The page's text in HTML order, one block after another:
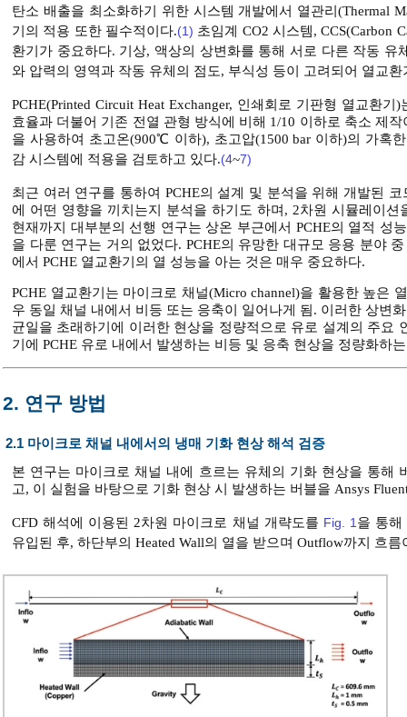
탄소 배출을 최소화하기 위한 시스템 개발에서 열관리(Thermal
기의 적용 또한 필수적이다.(1) 초임계 CO2 시스템, CCS(Carbon
환기가 중요하다. 기상, 액상의 상변화를 통해 서로 다른 작동
와 압력의 영역과 작동 유체의 점도, 부식성 등이 고려되어 열교
PCHE(Printed Circuit Heat Exchanger, 인쇄회로 기판형 열교환
효율과 더불어 기존 전열 관형 방식에 비해 1/10 이하로 축소 제
을 사용하여 초고온(900℃ 이하), 초고압(1500 bar 이하)의 가혹
감 시스템에 적용을 검토하고 있다.(4~7)
최근 여러 연구를 통하여 PCHE의 설계 및 분석을 위해 개발된
에 어떤 영향을 끼치는지 분석을 하기도 하며, 2차원 시뮬레이
현재까지 대부분의 선행 연구는 상온 부근에서 PCHE의 열적 성
을 다룬 연구는 거의 없었다. PCHE의 유망한 대규모 응용 분야
에서 PCHE 열교환기의 열 성능을 아는 것은 매우 중요하다.
PCHE 열교환기는 마이크로 채널(Micro channel)을 활용한 높은
우 동일 채널 내에서 비등 또는 응축이 일어나게 됨. 이러한 상변
균일을 초래하기에 이러한 현상을 정량적으로 유로 설계의 주요
기에 PCHE 유로 내에서 발생하는 비등 및 응축 현상을 정량화하
2. 연구 방법
2.1 마이크로 채널 내에서의 냉매 기화 현상 해석 검증
본 연구는 마이크로 채널 내에 흐르는 유체의 기화 현상을 통해
고, 이 실험을 바탕으로 기화 현상 시 발생하는 버블을 Ansys
CFD 해석에 이용된 2차원 마이크로 채널 개략도를 Fig. 1 을 통해
유입된 후, 하단부의 Heated Wall의 열을 받으며 Outflow까지 흐름